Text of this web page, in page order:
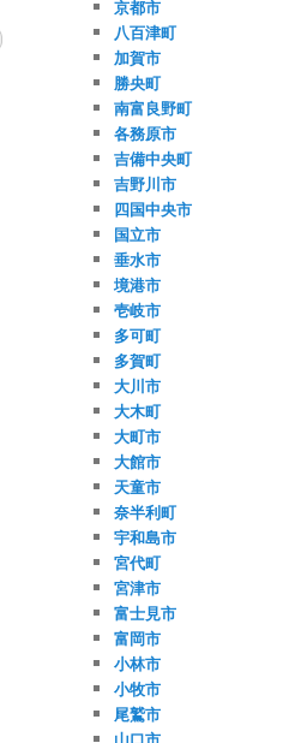
京都市
八百津町
加賀市
勝央町
南富良野町
各務原市
吉備中央町
吉野川市
四国中央市
国立市
垂水市
境港市
壱岐市
多可町
多賀町
大川市
大木町
大町市
大館市
天童市
奈半利町
宇和島市
宮代町
宮津市
富士見市
富岡市
小林市
小牧市
尾鷲市